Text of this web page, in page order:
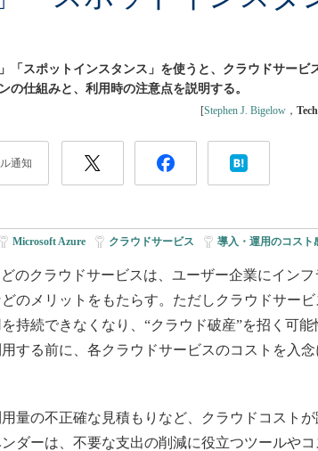
「スポットインスタンス」を使うと、クラウドサービ
の仕組みと、利用時の注意点を説明する。
[Stephen J. Bigelow ，
通知
Microsoft Azure クラウドサービス 導入・運用のコスト
どのクラウドサービスは、ユーザー企業にイン
のメリットをもたらす。ただしクラウドサービ
持続できなくなり、“クラウド破産”を招く可能
する前に、各クラウドサービスのコストを入
量の不正確な見積もりなど、クラウドコストが
ダーは、不要な支出の削減に役立つツールやコ